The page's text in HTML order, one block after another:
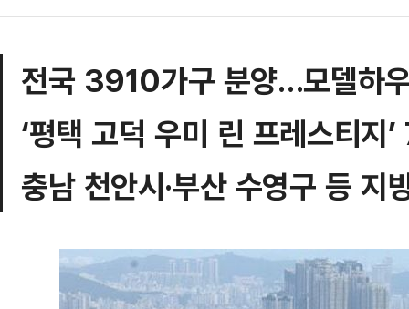
전국 3910가구 분양…모델하
‘평택 고덕 우미 린 프레스티지
충남 천안시·부산 수영구 등 지